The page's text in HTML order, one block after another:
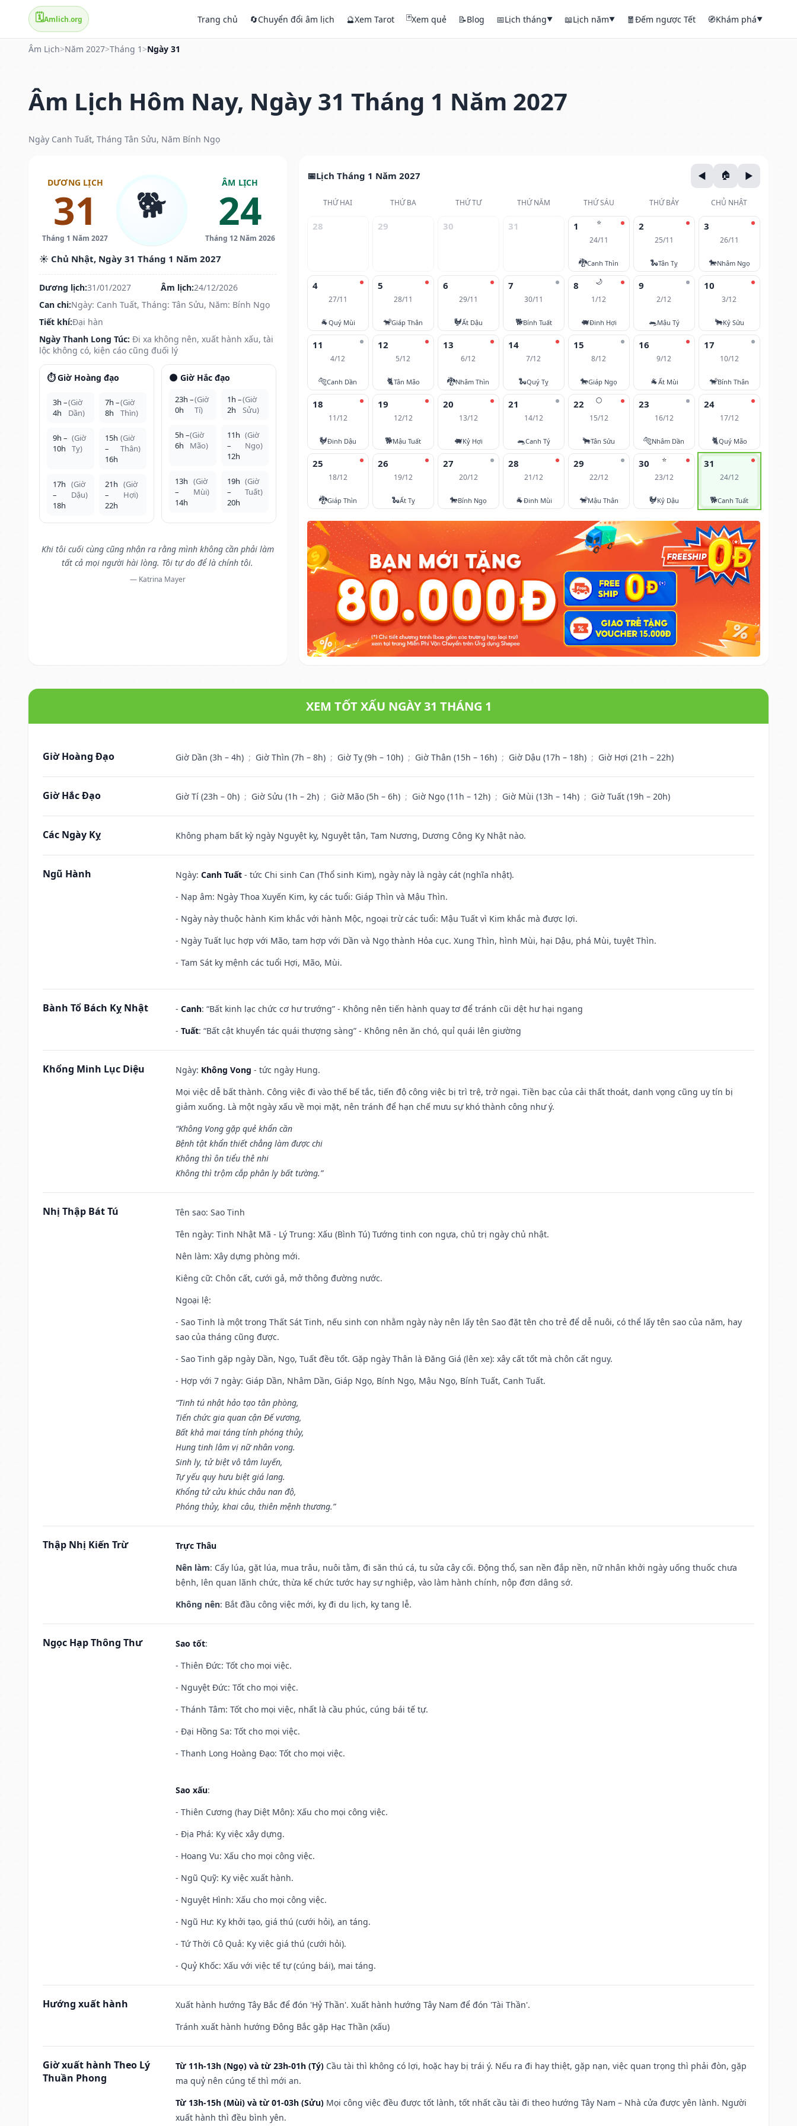
🗓️Amlich.org Trang chủ 🔄Chuyển đổi âm lịch 🔮Xem Tarot 🃏Xem quẻ 📝Blog 📅Lịch tháng▼ 📖Lịch năm▼ 🧧Đếm ngược Tết 🧭Khám phá▼
Âm Lịch>Năm 2027>Tháng 1 >Ngày 31
Âm Lịch Hôm Nay, Ngày 31 Tháng 1 Năm 2027
Ngày Canh Tuất, Tháng Tân Sửu, Năm Bính Ngọ
DƯƠNG LỊCH
31
Tháng 1 Năm 2027
🐕 ÂM LỊCH
24
Tháng 12 Năm 2026
☀️ Chủ Nhật, Ngày 31 Tháng 1 Năm 2027
Dương lịch:31/01/2027 Âm lịch:24/12/2026
Can chi:Ngày: Canh Tuất, Tháng: Tân Sửu, Năm: Bính Ngọ
Tiết khí:Đại hàn
Ngày Thanh Long Túc: Đi xa không nên, xuất hành xấu, tài
lộc không có, kiện cáo cũng đuối lý
⏱️ Giờ Hoàng đạo
3h –
4h
(Giờ
Dần)
7h –
8h
(Giờ
Thìn)
9h –
10h
(Giờ
Tỵ)
15h
–
16h
(Giờ
Thân)
17h
–
18h
(Giờ
Dậu)
21h
–
22h
(Giờ
Hợi)
🌑 Giờ Hắc đạo
23h –
0h
(Giờ
Tí)
1h –
2h
(Giờ
Sửu)
5h –
6h
(Giờ
Mão)
11h
–
12h
(Giờ
Ngọ)
13h
–
14h
(Giờ
Mùi)
19h
–
20h
(Giờ
Tuất)
Khi tôi cuối cùng cũng nhận ra rằng mình không cần phải làm
tất cả mọi người hài lòng. Tôi tự do để là chính tôi.
— Katrina Mayer
Lịch Tháng 1 Năm 2027
THỨ HAI THỨ BA THỨ TƯ THỨ NĂM THỨ SÁU THỨ BẢY CHỦ NHẬT
28 29 30 31 ⭐
1
24/11
🐉Canh Thìn
2
25/11
🐍Tân Tỵ
3
26/11
🐎Nhâm Ngọ
4
27/11
🐐Quý Mùi
5
28/11
🐒Giáp Thân
6
29/11
🐓Ất Dậu
7
30/11
🐕Bính Tuất
🌙
8
1/12
🐖Đinh Hợi
9
2/12
🐀Mậu Tý
10
3/12
🐂Kỷ Sửu
11
4/12
🐅Canh Dần
12
5/12
🐈Tân Mão
13
6/12
🐉Nhâm Thìn
14
7/12
🐍Quý Tỵ
15
8/12
🐎Giáp Ngọ
16
9/12
🐐Ất Mùi
17
10/12
🐒Bính Thân
18
11/12
🐓Đinh Dậu
19
12/12
🐕Mậu Tuất
20
13/12
🐖Kỷ Hợi
21
14/12
🐀Canh Tý
🌕
22
15/12
🐂Tân Sửu
23
16/12
🐅Nhâm Dần
24
17/12
🐈Quý Mão
25
18/12
🐉Giáp Thìn
26
19/12
🐍Ất Tỵ
27
20/12
🐎Bính Ngọ
28
21/12
🐐Đinh Mùi
29
22/12
🐒Mậu Thân
⭐
30
23/12
🐓Kỷ Dậu
31
24/12
🐕Canh Tuất
XEM TỐT XẤU NGÀY 31 THÁNG 1
Giờ Hoàng Đạo Giờ Dần (3h – 4h) ; Giờ Thìn (7h – 8h) ; Giờ Tỵ (9h – 10h) ; Giờ Thân (15h – 16h) ; Giờ Dậu (17h – 18h) ; Giờ Hợi (21h – 22h)
Giờ Hắc Đạo Giờ Tí (23h – 0h) ; Giờ Sửu (1h – 2h) ; Giờ Mão (5h – 6h) ; Giờ Ngọ (11h – 12h) ; Giờ Mùi (13h – 14h) ; Giờ Tuất (19h – 20h)
Các Ngày Kỵ Không phạm bất kỳ ngày Nguyệt kỵ, Nguyệt tận, Tam Nương, Dương Công Kỵ Nhật nào.
Ngũ Hành Ngày: Canh Tuất - tức Chi sinh Can (Thổ sinh Kim), ngày này là ngày cát (nghĩa nhật).
- Nạp âm: Ngày Thoa Xuyến Kim, kỵ các tuổi: Giáp Thìn và Mậu Thìn.
- Ngày này thuộc hành Kim khắc với hành Mộc, ngoại trừ các tuổi: Mậu Tuất vì Kim khắc mà được lợi.
- Ngày Tuất lục hợp với Mão, tam hợp với Dần và Ngọ thành Hỏa cục. Xung Thìn, hình Mùi, hại Dậu, phá Mùi, tuyệt Thìn.
- Tam Sát kỵ mệnh các tuổi Hợi, Mão, Mùi.
Bành Tổ Bách Kỵ Nhật - Canh: “Bất kinh lạc chức cơ hư trướng” - Không nên tiến hành quay tơ để tránh cũi dệt hư hại ngang
- Tuất: “Bất cật khuyển tác quái thượng sàng” - Không nên ăn chó, quỉ quái lên giường
Khổng Minh Lục Diệu Ngày: Không Vong - tức ngày Hung.
Mọi việc dễ bất thành. Công việc đi vào thế bế tắc, tiến độ công việc bị trì trệ, trở ngại. Tiền bạc của cải thất thoát, danh vọng cũng uy tín bị
giảm xuống. Là một ngày xấu về mọi mặt, nên tránh để hạn chế mưu sự khó thành công như ý.
“Không Vong gặp quẻ khẩn cần
Bệnh tật khẩn thiết chẳng làm được chi
Không thì ôn tiểu thê nhi
Không thì trộm cắp phân ly bất tường.”
Nhị Thập Bát Tú Tên sao: Sao Tinh
Tên ngày: Tinh Nhật Mã - Lý Trung: Xấu (Bình Tú) Tướng tinh con ngựa, chủ trị ngày chủ nhật.
Nên làm: Xây dựng phòng mới.
Kiêng cữ: Chôn cất, cưới gả, mở thông đường nước.
Ngoại lệ:
- Sao Tinh là một trong Thất Sát Tinh, nếu sinh con nhằm ngày này nên lấy tên Sao đặt tên cho trẻ để dễ nuôi, có thể lấy tên sao của năm, hay
sao của tháng cũng được.
- Sao Tinh gặp ngày Dần, Ngọ, Tuất đều tốt. Gặp ngày Thân là Đăng Giá (lên xe): xây cất tốt mà chôn cất nguy.
- Hợp với 7 ngày: Giáp Dần, Nhâm Dần, Giáp Ngọ, Bính Ngọ, Mậu Ngọ, Bính Tuất, Canh Tuất.
“Tinh tú nhật hảo tạo tân phòng,
Tiến chức gia quan cận Đế vương,
Bất khả mai táng tính phóng thủy,
Hung tinh lâm vị nữ nhân vong.
Sinh ly, tử biệt vô tâm luyến,
Tự yếu quy hưu biệt giá lang.
Khổng tử cửu khúc châu nan độ,
Phóng thủy, khai câu, thiên mệnh thương.”
Thập Nhị Kiến Trừ
Trực Thâu
Nên làm: Cấy lúa, gặt lúa, mua trâu, nuôi tằm, đi săn thú cá, tu sửa cây cối. Động thổ, san nền đắp nền, nữ nhân khởi ngày uống thuốc chưa
bệnh, lên quan lãnh chức, thừa kế chức tước hay sự nghiệp, vào làm hành chính, nộp đơn dâng sớ.
Không nên: Bắt đầu công việc mới, kỵ đi du lịch, kỵ tang lễ.
Ngọc Hạp Thông Thư Sao tốt:
- Thiên Đức: Tốt cho mọi việc.
- Nguyệt Đức: Tốt cho mọi việc.
- Thánh Tâm: Tốt cho mọi việc, nhất là cầu phúc, cúng bái tế tự.
- Đại Hồng Sa: Tốt cho mọi việc.
- Thanh Long Hoàng Đạo: Tốt cho mọi việc.
Sao xấu:
- Thiên Cương (hay Diệt Môn): Xấu cho mọi công việc.
- Địa Phá: Kỵ việc xây dựng.
- Hoang Vu: Xấu cho mọi công việc.
- Ngũ Quỹ: Kỵ việc xuất hành.
- Nguyệt Hình: Xấu cho mọi công việc.
- Ngũ Hư: Kỵ khởi tạo, giá thú (cưới hỏi), an táng.
- Tứ Thời Cô Quả: Kỵ việc giá thú (cưới hỏi).
- Quỷ Khốc: Xấu với việc tế tự (cúng bái), mai táng.
Hướng xuất hành
Xuất hành hướng Tây Bắc để đón 'Hỷ Thần'. Xuất hành hướng Tây Nam để đón 'Tài Thần'.
Tránh xuất hành hướng Đông Bắc gặp Hạc Thần (xấu)
Giờ xuất hành Theo Lý
Thuần Phong
Từ 11h-13h (Ngọ) và từ 23h-01h (Tý) Cầu tài thì không có lợi, hoặc hay bị trái ý. Nếu ra đi hay thiệt, gặp nạn, việc quan trọng thì phải đòn, gặp
ma quỷ nên cúng tế thì mới an.
Từ 13h-15h (Mùi) và từ 01-03h (Sửu) Mọi công việc đều được tốt lành, tốt nhất cầu tài đi theo hướng Tây Nam – Nhà cửa được yên lành. Người
xuất hành thì đều bình yên.